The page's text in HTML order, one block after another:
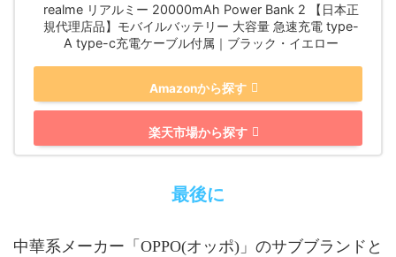
realme リアルミー 20000mAh Power Bank 2 【日本正
規代理店品】モバイルバッテリー 大容量 急速充電 type-
A type-c充電ケーブル付属｜ブラック・イエロー
Amazonから探す
楽天市場から探す
最後に
中華系メーカー「OPPO(オッポ)」のサブブランドと